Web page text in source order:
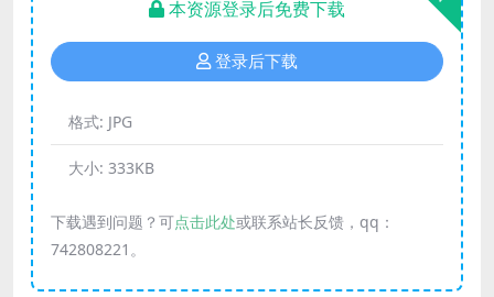
本资源登录后免费下载
登录后下载
格式: JPG
大小: 333KB
下载遇到问题？可点击此处或联系站长反馈，qq：
742808221。